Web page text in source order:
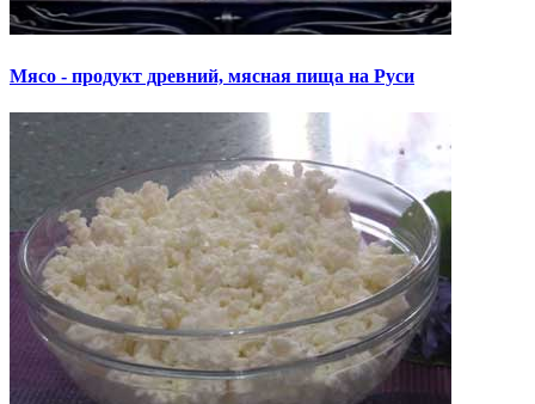
Мясо - продукт древний, мясная пища на Руси